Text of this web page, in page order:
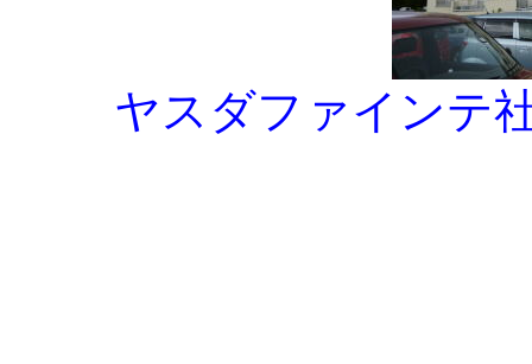
ヤスダファインテ